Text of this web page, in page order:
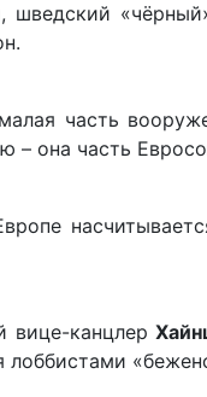
шведский
часть
– она часть
вице-канцлер